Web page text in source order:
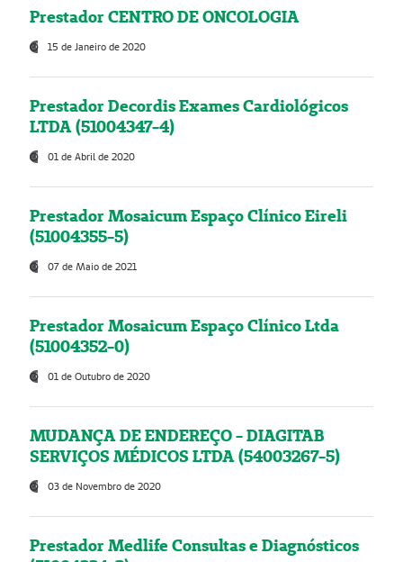
Prestador CENTRO DE ONCOLOGIA
15 de Janeiro de 2020
Prestador Decordis Exames Cardiológicos
LTDA (51004347-4)
01 de Abril de 2020
Prestador Mosaicum Espaço Clínico Eireli
(51004355-5)
07 de Maio de 2021
Prestador Mosaicum Espaço Clínico Ltda
(51004352-0)
01 de Outubro de 2020
MUDANÇA DE ENDEREÇO - DIAGITAB
SERVIÇOS MÉDICOS LTDA (54003267-5)
03 de Novembro de 2020
Prestador Medlife Consultas e Diagnósticos